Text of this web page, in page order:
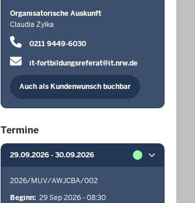
Organisatorische Auskunft
Claudia Zylka
0211 9449-6030
it-fortbildungsreferat@it.nrw.de
Auch als Kundenwunsch buchbar
Termine
29.09.2026 - 30.09.2026
2026/MUV/AWJCBA/002
Beginn 29 Sep 2026 - 08:30